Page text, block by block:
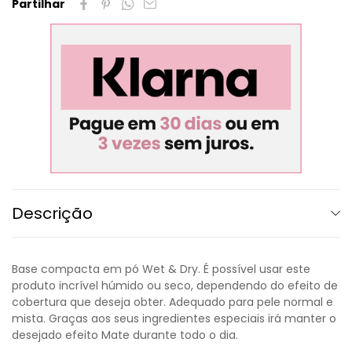
Partilhar
Descrição
Base compacta em pó Wet & Dry. É possível usar este
produto incrível húmido ou seco, dependendo do efeito de
cobertura que deseja obter. Adequado para pele normal e
mista. Graças aos seus ingredientes especiais irá manter o
desejado efeito Mate durante todo o dia.